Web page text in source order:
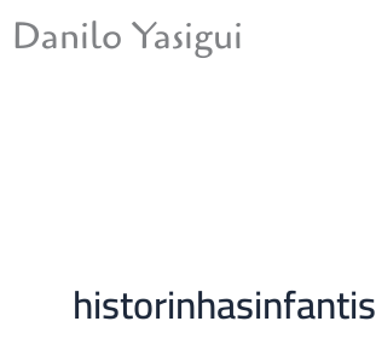
para
Danilo Yasigui
historinhasinfantis